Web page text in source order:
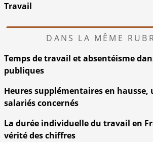
Travail
DANS LA MÊME
Temps de travail et absentéisme
publiques
Heures supplémentaires en
salariés concernés
La durée individuelle du travail en
vérité des chiffres